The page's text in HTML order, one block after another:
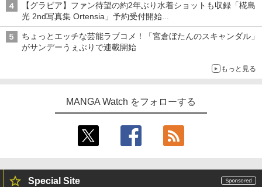
【グラビア】ファン待望の約2年ぶり水着ショットも収録「椛島
光 2nd写真集 Ortensia」予約受付開始
10月30日発売
ちょっとエッチな芸能ラブコメ！「宮倉ぼたんのスキャンダル」
がサンデーうぇぶりで連載開始
もっと見る
MANGA Watch をフォローする
Special Site